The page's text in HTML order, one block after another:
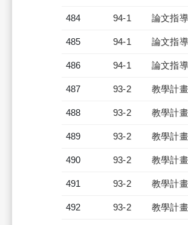
484 94-1 論文指導
485 94-1 論文指導
486 94-1 論文指導
487 93-2 教學計
488 93-2 教學計
489 93-2 教學計
490 93-2 教學計
491 93-2 教學計
492 93-2 教學計